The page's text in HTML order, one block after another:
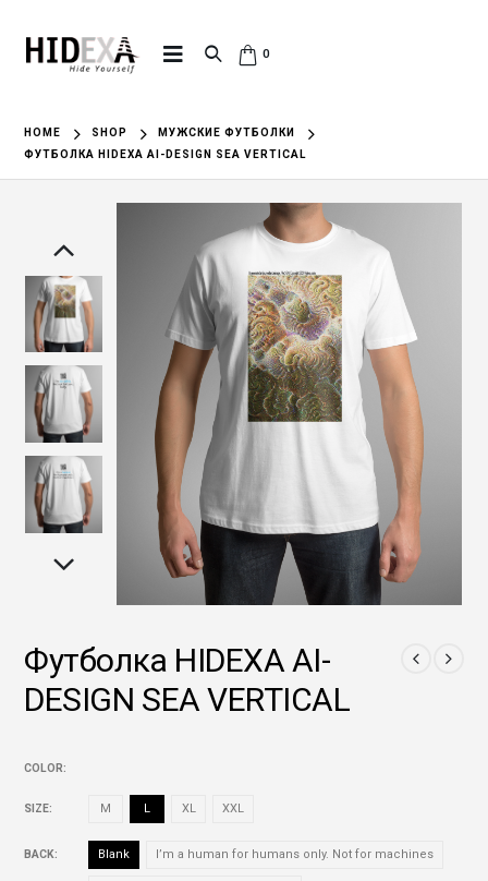
0
HOME SHOP
МУЖСКИЕ ФУТБОЛКИ
ФУТБОЛКА HIDEXA AI-DESIGN SEA VERTICAL
Футболка HIDEXA AI-
DESIGN SEA VERTICAL
COLOR
SIZE M L XL XXL
BACK Blank I’m a human for humans only. Not for machines